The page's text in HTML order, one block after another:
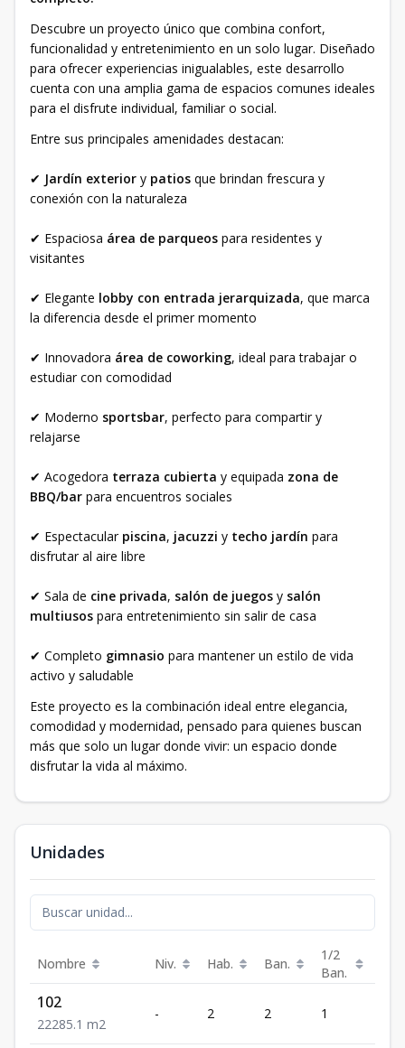
Descubre un proyecto único que combina confort,
funcionalidad y entretenimiento en un solo lugar. Diseñado
para ofrecer experiencias inigualables, este desarrollo
cuenta con una amplia gama de espacios comunes ideales
para el disfrute individual, familiar o social.
Entre sus principales amenidades destacan:
✔ Jardín exterior y patios que brindan frescura y
conexión con la naturaleza
✔ Espaciosa área de parqueos para residentes y
visitantes
✔ Elegante lobby con entrada jerarquizada, que marca
la diferencia desde el primer momento
✔ Innovadora área de coworking, ideal para trabajar o
estudiar con comodidad
✔ Moderno sportsbar, perfecto para compartir y
relajarse
✔ Acogedora terraza cubierta y equipada zona de
BBQ/bar para encuentros sociales
✔ Espectacular piscina, jacuzzi y techo jardín para
disfrutar al aire libre
✔ Sala de cine privada, salón de juegos y salón
multiusos para entretenimiento sin salir de casa
✔ Completo gimnasio para mantener un estilo de vida
activo y saludable
Este proyecto es la combinación ideal entre elegancia,
comodidad y modernidad, pensado para quienes buscan
más que solo un lugar donde vivir: un espacio donde
disfrutar la vida al máximo.
Unidades
Nombre Niv. Hab. Ban.
1/2
Ban.
102
22285.1 m2
- 2 2 1